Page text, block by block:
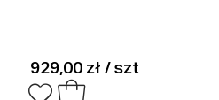
929,00 zł / szt